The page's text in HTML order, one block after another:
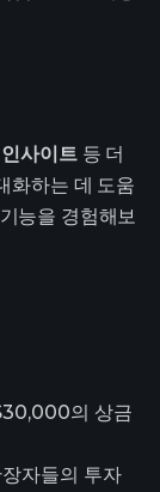
사이트등 더
화하는 데 도움
능을 경험해보
의 상금
자들의 투자